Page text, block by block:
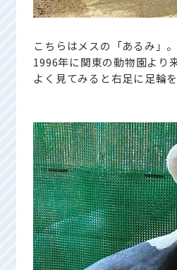
こちらはメスの「あるみ」。
1996年に関東の動物園より
よく見てみると右足に足輪